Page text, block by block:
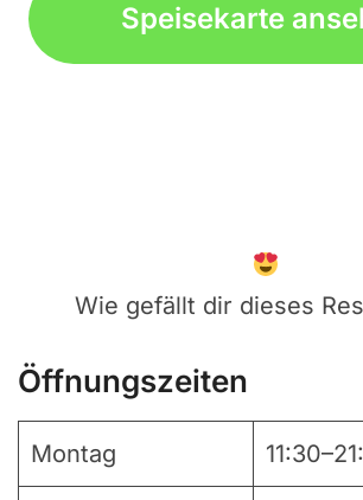
Speisekarte
Wie gefällt dir dieses
Öffnungszeiten
Montag